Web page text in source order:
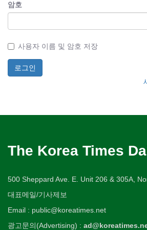
암호
사용자 이름 및 암호 저장
The Korea Times
500 Sheppard Ave. E. Unit 206 & 305A,
대표메일/기사제보
Email : public@koreatimes.net
광고문의(Advertising) :